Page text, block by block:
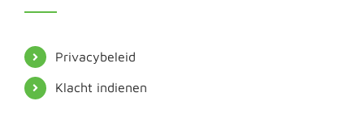
Privacybeleid
Klacht indienen